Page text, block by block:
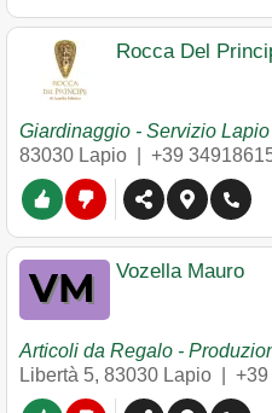
Rocca Del
Giardinaggio - Servizio Lapio
83030 Lapio +39
Vozella Mauro
Articoli da Regalo -
Libertà 5, 83030 Lapio